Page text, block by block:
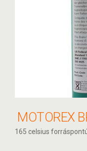
165 celsius